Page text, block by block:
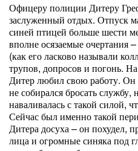
Офицеру полиции Дитеру
заслуженный отдых. Отпуск
синей птицей больше шести
вполне осязаемые очертания
(как его ласково называли
трупов, допросов и погонь.
Дитер любил свою работу. Он
не собирался бросать службу,
наваливалась с такой силой,
Сейчас был именно такой
Дитера досуха – он похудел,
лица и огромные синяка под